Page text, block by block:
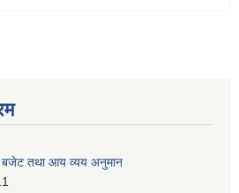
बजेट तथा आय व्यय अनुमान